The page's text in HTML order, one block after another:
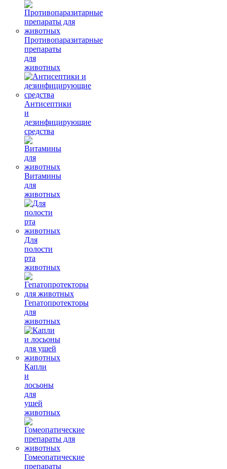
Противопаразитарные
препараты
для
животных
Антисептики
и
дезинфицирующие
средства
Витамины
для
животных
Для
полости
рта
животных
Гепатопротекторы
для
животных
Капли
и
лосьоны
для
ушей
животных
Гомеопатические
препараты